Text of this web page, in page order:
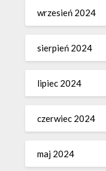
wrzesień 2024
sierpień 2024
lipiec 2024
czerwiec 2024
maj 2024